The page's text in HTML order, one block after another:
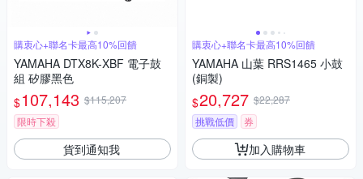
購衷心+聯名卡最高10%回饋
YAMAHA DTX8K-XBF 電子鼓
組 矽膠黑色
$107,143 $115,207
限時下殺
貨到通知我
購衷心+聯名卡最高10%回饋
YAMAHA 山葉 RRS1465 小鼓
(銅製)
$20,727 $22,287
挑戰低價
券
加入購物車